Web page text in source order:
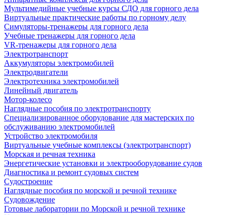
Мультимедийные учебные курсы СДО для горного дела
Виртуальные практические работы по горному делу
Симуляторы-тренажеры для горного дела
Учебные тренажеры для горного дела
VR-тренажеры для горного дела
Электротранспорт
Аккумуляторы электромобилей
Электродвигатели
Электротехника электромобилей
Линейный двигатель
Мотор-колесо
Наглядные пособия по электротранспорту
Специализированное оборудование для мастерских по
обслуживанию электромобилей
Устройство электромобиля
Виртуальные учебные комплексы (электротранспорт)
Морская и речная техника
Энергетические установки и электрооборудование судов
Диагностика и ремонт судовых систем
Судостроение
Наглядные пособия по морской и речной технике
Судовождение
Готовые лаборатории по Морской и речной технике